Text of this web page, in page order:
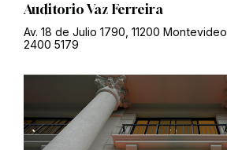
Auditorio Vaz Ferreira
Av. 18 de Julio 1790, 11200 Montevideo
2400 5179